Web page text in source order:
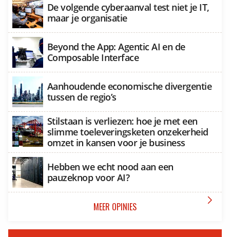
De volgende cyberaanval test niet je IT,
maar je organisatie
Beyond the App: Agentic AI en de
Composable Interface
Aanhoudende economische divergentie
tussen de regio’s
Stilstaan is verliezen: hoe je met een
slimme toeleveringsketen onzekerheid
omzet in kansen voor je business
Hebben we echt nood aan een
pauzeknop voor AI?
MEER OPINIES 